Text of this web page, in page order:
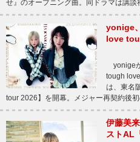
せ』のオープニング曲。同ドラマは講
yonige
love
yonige
tough
は、東名
tour 2026】を開幕。メジャー再契約後
伊藤美
ストAL